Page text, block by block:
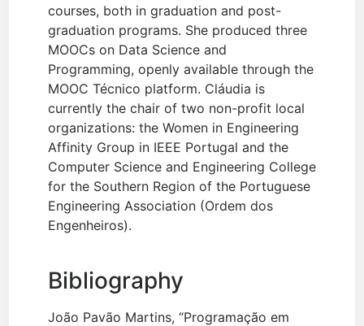
courses, both in graduation and post-
graduation programs. She produced three
MOOCs on Data Science and
Programming, openly available through the
MOOC Técnico platform. Cláudia is
currently the chair of two non-profit local
organizations: the Women in Engineering
Affinity Group in IEEE Portugal and the
Computer Science and Engineering College
for the Southern Region of the Portuguese
Engineering Association (Ordem dos
Engenheiros).
Bibliography
João Pavão Martins, “Programação em